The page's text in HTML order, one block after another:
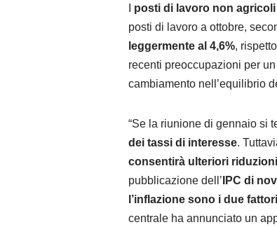
posti di lavoro non
posti di lavoro a ottobre,
leggermente al 4,6%,
recenti preoccupazioni per un
cambiamento nell’equilibrio
“Se la riunione di gennaio si
dei tassi di interesse.
consentirà ulteriori riduzioni
pubblicazione dell’ IPC di
l’inflazione sono i due
centrale ha annunciato un